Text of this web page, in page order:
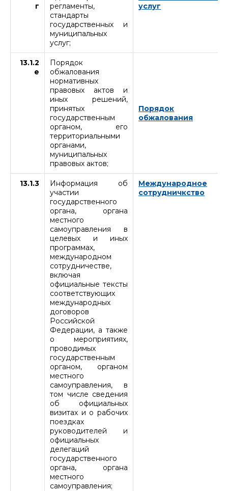
г
регламенты,
стандарты
государственных и
муниципальных
услуг;
услуг
13.1.2
е
Порядок
обжалования
нормативных
правовых актов и
иных решений,
принятых
государственным
органом, его
территориальными
органами,
муниципальных
правовых актов;
Порядок
обжалования
13.1.3
Информация об
участии
государственного
органа, органа
местного
самоуправления в
целевых и иных
программах,
международном
сотрудничестве,
включая
официальные тексты
соответствующих
международных
договоров
Российской
Федерации, а также
о мероприятиях,
проводимых
государственным
органом, органом
местного
самоуправления, в
том числе сведения
об официальных
визитах и о рабочих
поездках
руководителей и
официальных
делегаций
государственного
органа, органа
местного
самоуправления;
Международное
сотрудничкство